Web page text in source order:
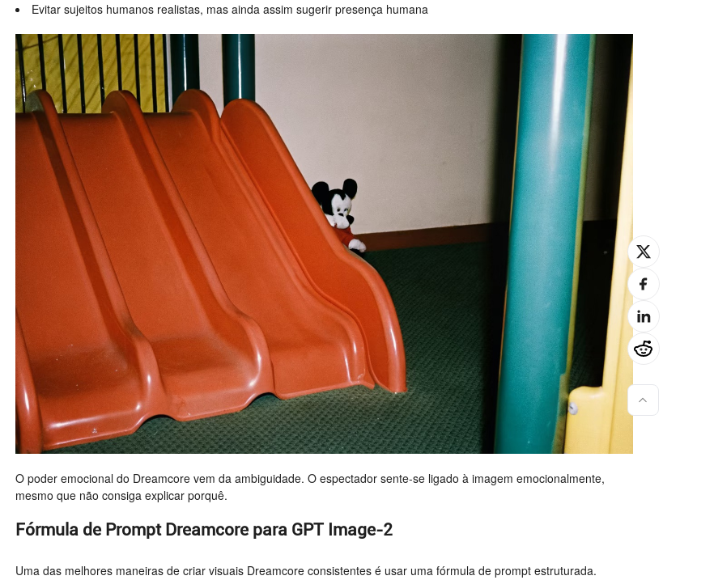
Evitar sujeitos humanos realistas, mas ainda assim sugerir presença humana
O poder emocional do Dreamcore vem da ambiguidade. O espectador sente-se ligado à imagem emocionalmente,
mesmo que não consiga explicar porquê.
Fórmula de Prompt Dreamcore para GPT Image-2
Uma das melhores maneiras de criar visuais Dreamcore consistentes é usar uma fórmula de prompt estruturada.